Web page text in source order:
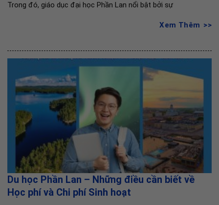
Trong đó, giáo dục đại học Phần Lan nổi bật bởi sự
Xem Thêm
Du học Phần Lan – Những điều cần biết về
Học phí và Chi phí Sinh hoạt